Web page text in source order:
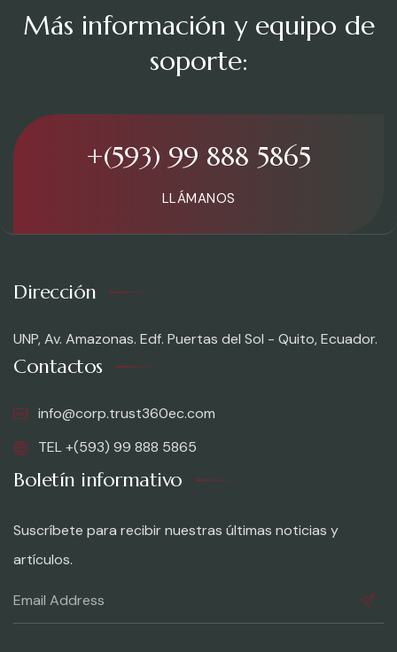
Más información y equipo de
soporte:
+(593) 99 888 5865
LLÁMANOS
Dirección
UNP, Av. Amazonas. Edf. Puertas del Sol - Quito, Ecuador.
Contactos
info@corp.trust360ec.com
TEL +(593) 99 888 5865
Boletín informativo
Suscríbete para recibir nuestras últimas noticias y
artículos.